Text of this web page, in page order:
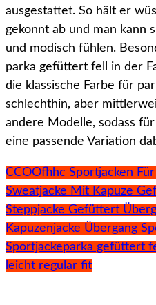
ausgestattet. So hält er
gekonnt ab und man kann
und modisch fühlen.
parka gefüttert fell in der
die klassische Farbe für
schlechthin, aber
andere Modelle, sodass
eine passende Variation
CCOOfhhc Sportjacken
Sweatjacke Mit Kapuze
Steppjacke Gefüttert
Kapuzenjacke Übergang
Sportjackeparka gefüttert
leicht regular fit